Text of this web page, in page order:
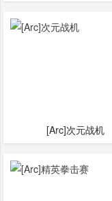
[Arc]次元战机